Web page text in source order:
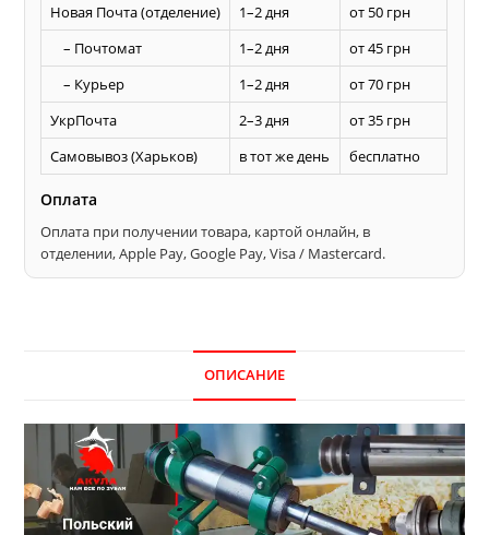
валуНовая Почта (отделение)
1–2 дня
от 50 грн
– Почтомат
1–2 дня
от 45 грн
– Курьер
1–2 дня
от 70 грн
УкрПочта
2–3 дня
от 35 грн
Самовывоз (Харьков)
в тот же день бесплатно
Оплата
Оплата при получении товара, картой онлайн, в
отделении, Apple Pay, Google Pay, Visa / Mastercard.
ОПИСАНИЕ